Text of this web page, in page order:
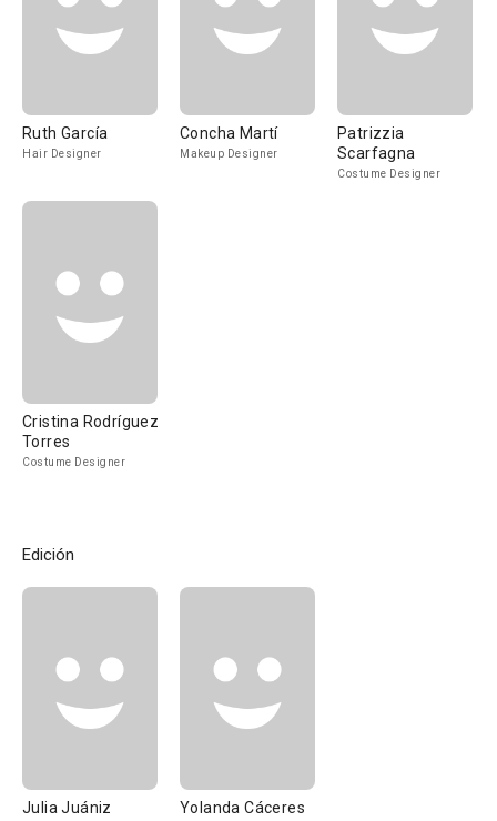
Ruth García
Hair Designer
Concha Martí
Makeup Designer
Patrizzia
Scarfagna
Costume Designer
Cristina Rodríguez
Torres
Costume Designer
Edición
Julia Juániz Yolanda Cáceres